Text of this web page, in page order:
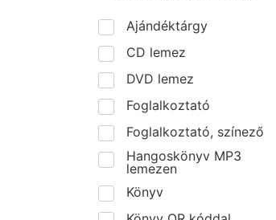
Ajándéktárgy
CD lemez
DVD lemez
Foglalkoztató
Foglalkoztató, színező
Hangoskönyv MP3
lemezen
Könyv